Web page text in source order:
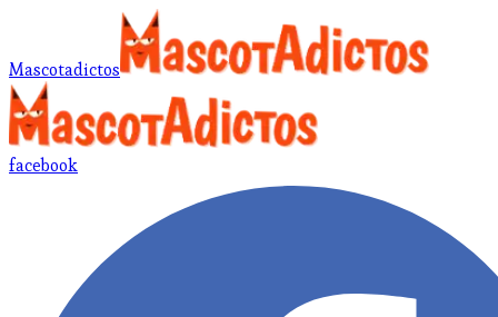
Mascotadictos
facebook